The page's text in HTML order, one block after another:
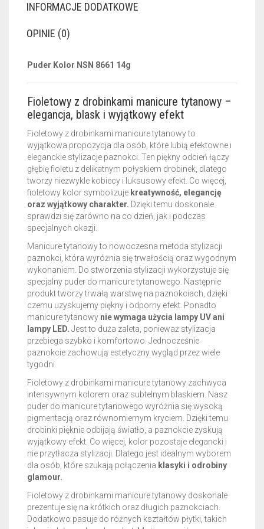
INFORMACJE DODATKOWE
OPINIE (0)
Puder Kolor NSN 8661 14g
Fioletowy z drobinkami manicure tytanowy –
elegancja, blask i wyjątkowy efekt
Fioletowy z drobinkami manicure tytanowy to
wyjątkowa propozycja dla osób, które lubią efektowne i
eleganckie stylizacje paznokci. Ten piękny odcień łączy
głębię fioletu z delikatnym połyskiem drobinek, dlatego
tworzy niezwykle kobiecy i luksusowy efekt. Co więcej,
fioletowy kolor symbolizuje kreatywność, elegancję
oraz wyjątkowy charakter. Dzięki temu doskonale
sprawdzi się zarówno na co dzień, jak i podczas
specjalnych okazji.
Manicure tytanowy to nowoczesna metoda stylizacji
paznokci, która wyróżnia się trwałością oraz wygodnym
wykonaniem. Do stworzenia stylizacji wykorzystuje się
specjalny puder do manicure tytanowego. Następnie
produkt tworzy trwałą warstwę na paznokciach, dzięki
czemu uzyskujemy piękny i odporny efekt. Ponadto
manicure tytanowy nie wymaga użycia lampy UV ani
lampy LED. Jest to duża zaleta, ponieważ stylizacja
przebiega szybko i komfortowo. Jednocześnie
paznokcie zachowują estetyczny wygląd przez wiele
tygodni.
Fioletowy z drobinkami manicure tytanowy zachwyca
intensywnym kolorem oraz subtelnym blaskiem. Nasz
puder do manicure tytanowego wyróżnia się wysoką
pigmentacją oraz równomiernym kryciem. Dzięki temu
drobinki pięknie odbijają światło, a paznokcie zyskują
wyjątkowy efekt. Co więcej, kolor pozostaje elegancki i
nie przytłacza stylizacji. Dlatego jest idealnym wyborem
dla osób, które szukają połączenia klasyki i odrobiny
glamour.
Fioletowy z drobinkami manicure tytanowy doskonale
prezentuje się na krótkich oraz długich paznokciach.
Dodatkowo pasuje do różnych kształtów płytki, takich